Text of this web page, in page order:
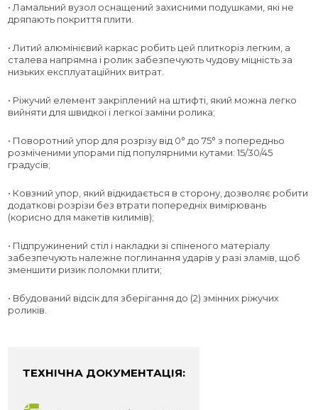
• Ламальний вузол оснащений захисними подушками, які не
дряпають покриття плити.
• Литий алюмінієвий каркас робить цей плиткоріз легким, а
сталева напрямна і ролик забезпечують чудову міцність за
низьких експлуатаційних витрат.
• Ріжучий елемент закріплений на штифті, який можна легко
вийняти для швидкої і легкої заміни ролика;
• Поворотний упор для розрізу від 0° до 75° з попередньо
розміченими упорами під популярними кутами: 15/30/45
градусів;
• Ковзний упор, який відкидається в сторону, дозволяє робити
додаткові розрізи без втрати попередніх вимірювань
(корисно для макетів килимів);
• Підпружинений стіл і накладки зі спіненого матеріалу
забезпечують належне поглинання ударів у разі зламів, щоб
зменшити ризик поломки плити;
• Вбудований відсік для зберігання до (2) змінних ріжучих
роликів.
ТЕХНІЧНА ДОКУМЕНТАЦІЯ: